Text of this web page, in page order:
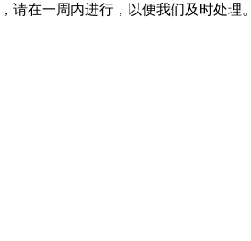
在一周内进行，以便我们及时处理。